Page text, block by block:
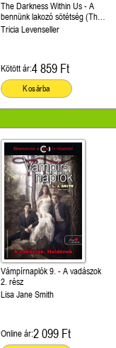
The Darkness Within Us - A
bennünk lakozó sötétség (The
Shadows Between Us 2.)
Tricia Levenseller
Kötött ár:4 859 Ft
Kosárba
Vámpírnaplók 9. - A vadászok
2. rész
Lisa Jane Smith
Online ár:2 099 Ft